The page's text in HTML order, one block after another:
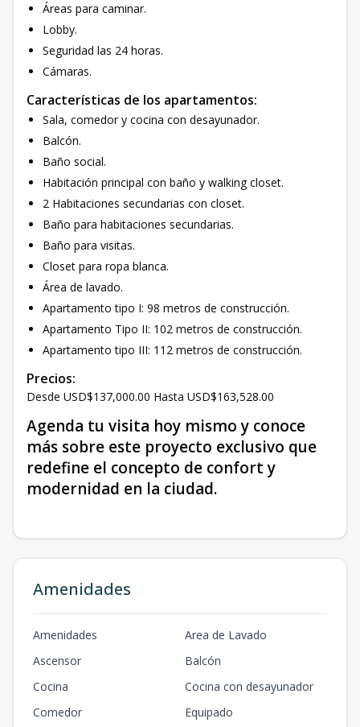
Áreas para caminar.
Lobby.
Seguridad las 24 horas.
Cámaras.
Características de los apartamentos:
Sala, comedor y cocina con desayunador.
Balcón.
Baño social.
Habitación principal con baño y walking closet.
2 Habitaciones secundarias con closet.
Baño para habitaciones secundarias.
Baño para visitas.
Closet para ropa blanca.
Área de lavado.
Apartamento tipo I: 98 metros de construcción.
Apartamento Tipo II: 102 metros de construcción.
Apartamento tipo III: 112 metros de construcción.
Precios:
Desde USD$137,000.00 Hasta USD$163,528.00
Agenda tu visita hoy mismo y conoce
más sobre este proyecto exclusivo que
redefine el concepto de confort y
modernidad en la ciudad.
Amenidades
Amenidades
Area de Lavado
Ascensor
Balcón
Cocina
Cocina con desayunador
Comedor
Equipado